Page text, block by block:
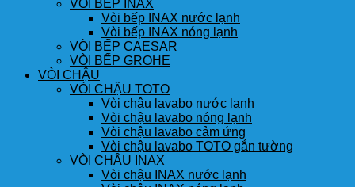
VÒI BẾP INAX
Vòi bếp INAX nước lạnh
Vòi bếp INAX nóng lạnh
VÒI BẾP CAESAR
VÒI BẾP GROHE
VÒI CHẬU
VÒI CHẬU TOTO
Vòi chậu lavabo nước lạnh
Vòi chậu lavabo nóng lạnh
Vòi chậu lavabo cảm ứng
Vòi chậu lavabo TOTO gắn tường
VÒI CHẬU INAX
Vòi chậu INAX nước lạnh